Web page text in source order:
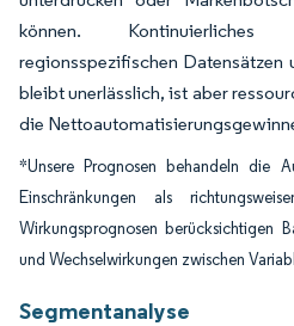
können. Kontinuierliches
regionsspezifischen Datensätzen
bleibt unerlässlich, ist aber
die
*Unsere Prognosen behandeln die
Einschränkungen als
Wirkungsprognosen berücksichtigen
und Wechselwirkungen zwischen
Segmentanalyse